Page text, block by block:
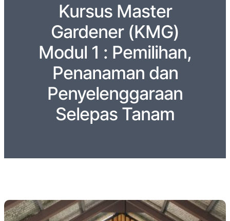
Kursus Master
Gardener (KMG)
Modul 1 : Pemilihan,
Penanaman dan
Penyelenggaraan
Selepas Tanam